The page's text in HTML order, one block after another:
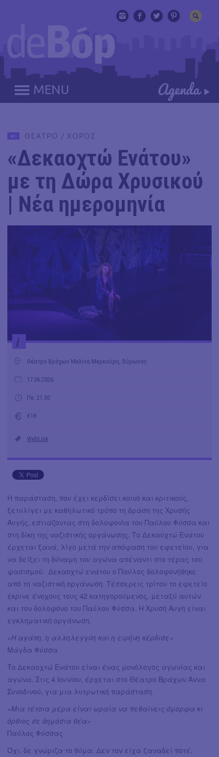
MENU
ΘΕΑΤΡΟ / ΧΟΡΟΣ
«Δεκαοχτώ Ενάτου»
με τη Δώρα Χρυσικού
| Νέα ημερομηνία
i
Θέατρο Βράχων Μελίνα Μερκούρη, Βύρωνας
17.06.2026
Πε: 21.30
€18
WebLink
Η παράσταση, που έχει κερδίσει κοινό και κριτικούς,
ξετυλίγει με καθηλωτικό τρόπο τη δράση της Χρυσής
Αυγής, εστιάζοντας στη δολοφονία του Παύλου Φύσσα και
στη δίκη της ναζιστικής οργάνωσης. Το Δεκαοχτώ Ενάτου
έρχεται ξανά, λίγο μετά την απόφαση του εφετείου, για
να δείξει τη δύναμη του αγώνα απέναντι στο τέρας του
φασισμού. Δεκαοχτώ ενάτου ο Παύλος δολοφονήθηκε
από τη ναζιστική οργάνωση. Τέσσερεις τρίτου το εφετείο
έκρινε ένοχους τους 42 κατηγορούμενος, μεταξύ αυτών
και τον δολοφόνο του Παύλου Φύσσα. Η Χρυσή Αυγή είναι
εγκληματική οργάνωση.
«Η αγάπη, η αλληλεγγύη και η ειρήνη κέρδισε»
Μάγδα Φύσσα
Το Δεκαοχτώ Ενάτου είναι ένας μονόλογος αγωνίας και
αγώνα. Στις 4 Ιουνίου, έρχεται στο Θέατρο Βράχων Άννα
Συνοδινού, για μια λυτρωτική παράσταση.
«Μια τέτοια μέρα είναι ωραία να πεθαίνεις όμορφα κι
όρθιος σε δημόσια θέα»
Παύλος Φύσσας
Όχι, δε γνώριζα το θύμα. Δεν τον είχα ξαναδεί ποτέ.